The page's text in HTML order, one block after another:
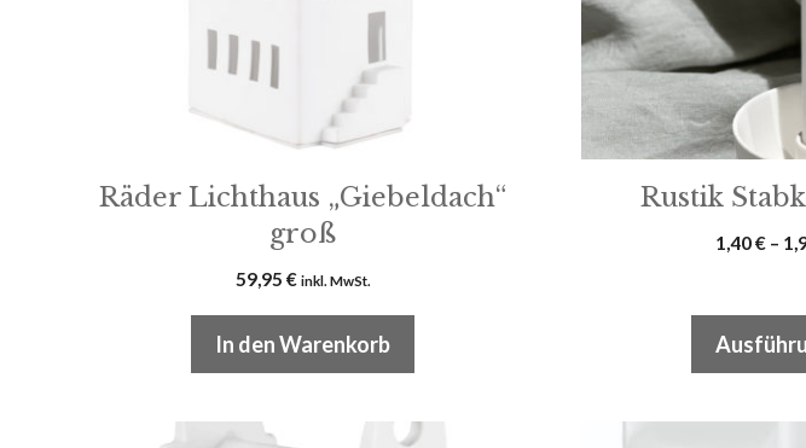
Räder Lichthaus „Giebeldach“
groß
59,95 € inkl. MwSt.
In den Warenkorb
Rustik
1,40€ –
auf
der
gewählt
werden